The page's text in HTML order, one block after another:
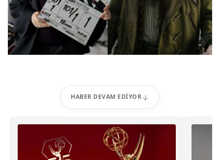
HABER DEVAM EDIYOR